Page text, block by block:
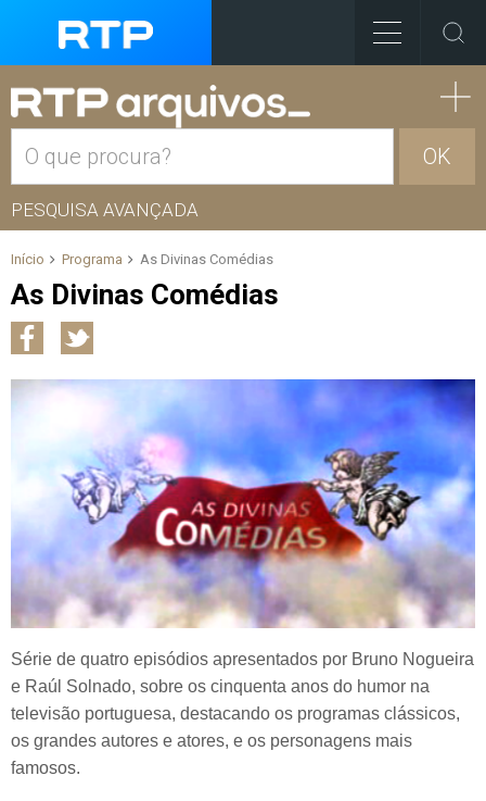
OK
PESQUISA AVANÇADA
Início Programa As Divinas Comédias
As Divinas Comédias
Série de quatro episódios apresentados por Bruno Nogueira
e Raúl Solnado, sobre os cinquenta anos do humor na
televisão portuguesa, destacando os programas clássicos,
os grandes autores e atores, e os personagens mais
famosos.